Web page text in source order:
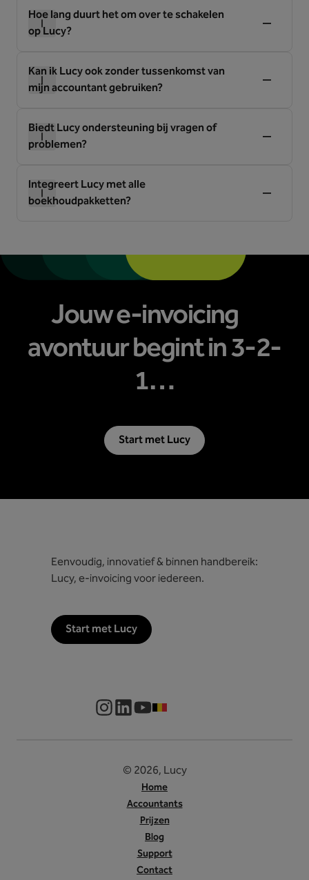
Hoe lang duurt het om over te schakelen
op Lucy?
Kan ik Lucy ook zonder tussenkomst van
mijn accountant gebruiken?
Biedt Lucy ondersteuning bij vragen of
problemen?
Integreert Lucy met alle
boekhoudpakketten?
Jouw e-invoicing
avontuur begint in 3-2-
1…
Start met Lucy
Eenvoudig, innovatief & binnen handbereik:
Lucy, e-invoicing voor iedereen.
Start met Lucy
NL-BE
© 2026, Lucy
Home
Accountants
Prijzen
Blog
Support
Contact